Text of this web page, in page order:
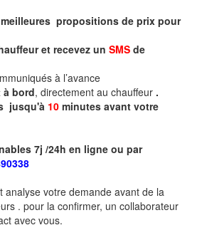
meilleures propositions de prix pour
et recevez un SMS de
à l’avance
à bord, directement au chauffeur .
jusqu'à 10 minutes avant votre
7j /24h en ligne ou par
analyse votre demande avant de la
. pour la confirmer, un collaborateur
avec vous.